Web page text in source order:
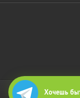
Хочешь